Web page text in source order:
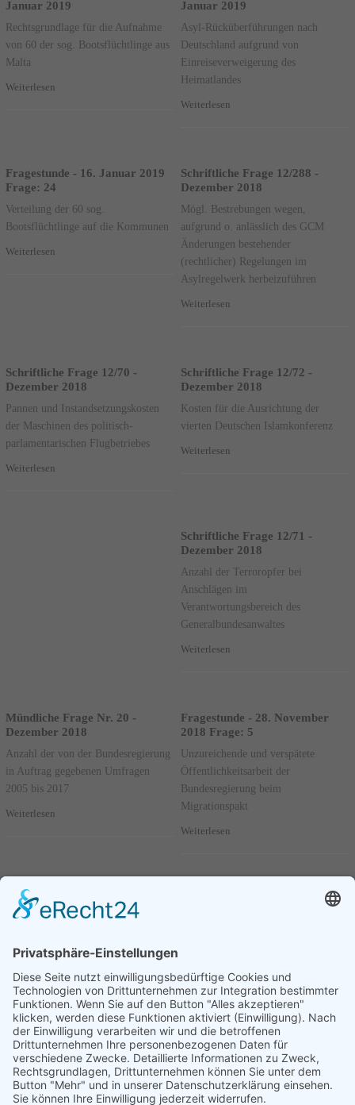
Januar 2019
Rechtsgrundlage für die Aufnahme
von 60 der sog. Bootsflüchtlinge aus
Malta
Weiterlesen
Januar 2019
Asyl-Rücküberführungen nach
Deutschland aufgrund von
Einreiseverweigerung des
Heimatlandes
Weiterlesen
Fragestunde - 16. Januar 2019
Frage: 24
Verteilung der 60 sog.
Bootsflüchtlinge auf die Kommunen
Weiterlesen
Schriftliche Frage 12/288 -
Dezember 2018
Mögl. Bestrebungen wegen,
aufgrund o. anlässlich des GCM
Änderungen bestehender
(rechtlicher) Regelungen im
Asylregelwerk herbeizuführen
Weiterlesen
Schriftliche Frage 12/70 -
Dezember 2018
Pannen und Instandsetzungskosten
der Maschinen des politisch-
parlamentarischen Flugbetriebes
Weiterlesen
Schriftliche Frage 12/72 -
Dezember 2018
Kosten für die Ausrichtung der
vierten Deutschen Islamkonferenz
Weiterlesen
Schriftliche Frage 12/71 -
Dezember 2018
Anzahl der Terroropfer bei
Anschlägen im
Verantwortungsbereich des
Generalbundesanwaltes
Weiterlesen
Mündliche Frage Nr. 20 -
Dezember 2018
Anzahl der von der Bundesregierung
in Auftrag gegebenen Umfragen
2005 bis 2017
Weiterlesen
Fragestunde - 28. November
2018 Frage: 5
Unzureichende und verspätete
Öffentlichkeitsarbeit der
Bundesregierung beim
Migrationspakt
Weiterlesen
Fragestunde - 28. November
2018 Frage: 4
Auskunft über Zugeständnisse
Deutschlands beim Migrationspakt
Weiterlesen
Vorherige 1 .... 87 88 89 .... 95